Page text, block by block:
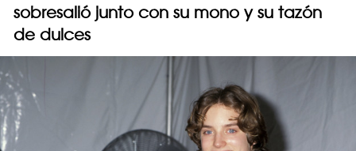
sobresalió junto con su mono y su tazón
de dulces